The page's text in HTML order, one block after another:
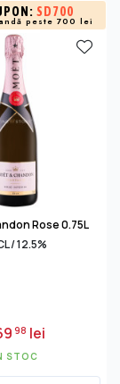
SD700
peste 700 lei
Rose 0.75L
/ 12.5%
98 lei
STOC